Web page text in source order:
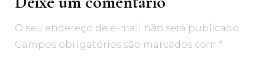
O seu endereço de e-mail não será publicado.
Campos obrigatórios são marcados com *